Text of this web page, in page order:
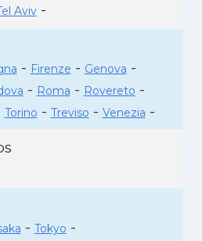
Aviv-
- Firenze - Genova -
- Roma - Rovereto -
Torino - Treviso - Venezia -
- Tokyo -